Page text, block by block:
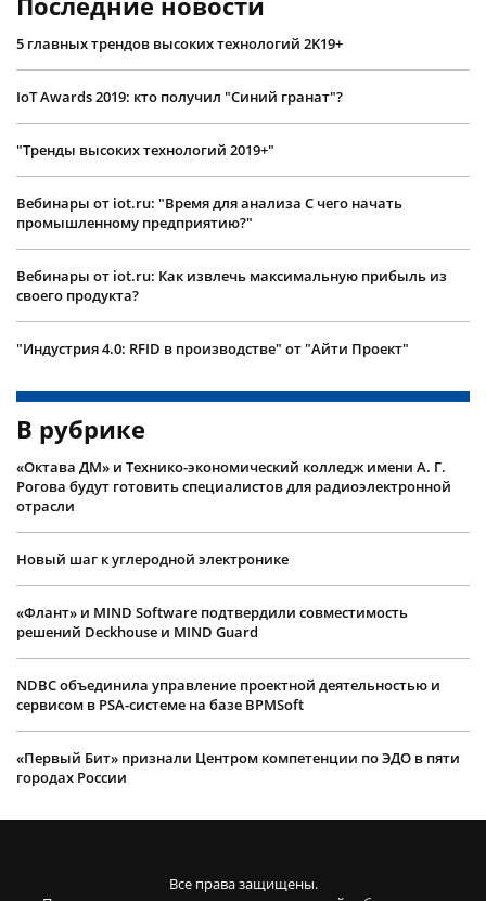
5 главных трендов высоких технологий 2K19+
IoT Awards 2019: кто получил "Синий гранат"?
"Тренды высоких технологий 2019+"
Вебинары от iot.ru: "Время для анализа С чего начать
промышленному предприятию?"
Вебинары от iot.ru: Как извлечь максимальную прибыль из
своего продукта?
"Индустрия 4.0: RFID в производстве" от "Айти Проект"
В рубрике
«Октава ДМ» и Технико-экономический колледж имени А. Г.
Рогова будут готовить специалистов для радиоэлектронной
отрасли
Новый шаг к углеродной электронике
«Флант» и MIND Software подтвердили совместимость
решений Deckhouse и MIND Guard
NDBC объединила управление проектной деятельностью и
сервисом в PSA-системе на базе BPMSoft
«Первый Бит» признали Центром компетенции по ЭДО в пяти
городах России
Все права защищены.